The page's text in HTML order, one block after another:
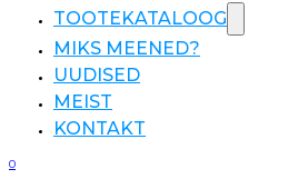
TOOTEKATALOOG
MIKS MEENED?
UUDISED
MEIST
KONTAKT
0